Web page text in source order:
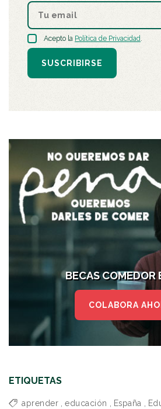
Acepto la Política de Privacidad.
SUSCRIBIRSE
BECAS COMEDOR
COLABORA
ETIQUETAS
aprender educación España